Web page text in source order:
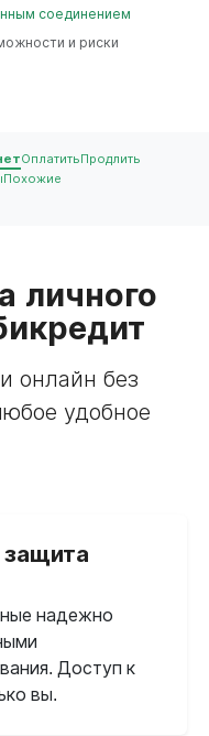
соединением
и риски
Оплатить Продлить
Похожие
личного
онлайн без
удобное
защита
надежно
Доступ к
вы.